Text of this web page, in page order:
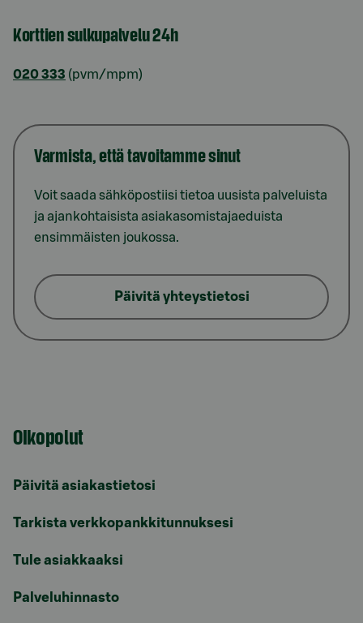
Korttien sulkupalvelu 24h
020 333 (pvm/mpm)
Varmista, että tavoitamme sinut
Voit saada sähköpostiisi tietoa uusista palveluista
ja ajankohtaisista asiakasomistajaeduista
ensimmäisten joukossa.
Päivitä yhteystietosi
Oikopolut
Päivitä asiakastietosi
Tarkista verkkopankkitunnuksesi
Tule asiakkaaksi
Palveluhinnasto